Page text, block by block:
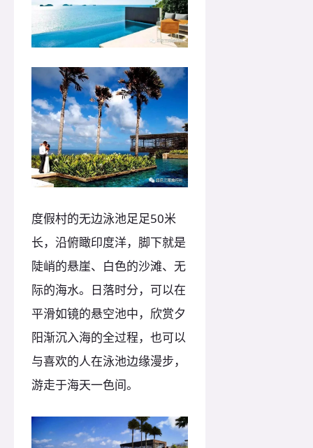
度假村的无边泳池足足50米
长，沿俯瞰印度洋，脚下就是
陡峭的悬崖、白色的沙滩、无
际的海水。日落时分，可以在
平滑如镜的悬空池中，欣赏夕
阳渐沉入海的全过程，也可以
与喜欢的人在泳池边缘漫步，
游走于海天一色间。